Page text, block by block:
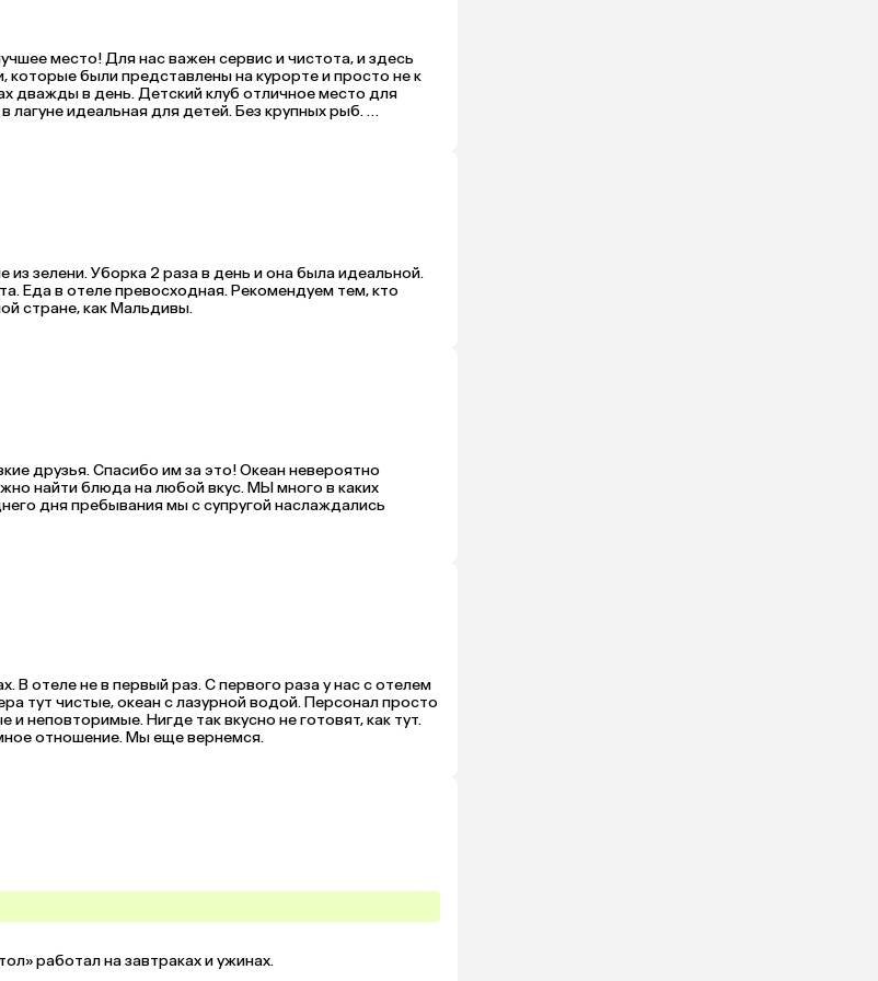
место! Для нас важен сервис и чистота, и здесь
были представлены на курорте и просто не к
дважды в день. Детский клуб отличное место для
идеальная для детей. Без крупных рыб.
зелени. Уборка 2 раза в день и она была идеальной.
Еда в отеле превосходная. Рекомендуем тем, кто
стране, как Мальдивы.
друзья. Спасибо им за это! Океан невероятно
найти блюда на любой вкус. МЫ много в каких
дня пребывания мы с супругой наслаждались
отеле не в первый раз. С первого раза у нас с отелем
тут чистые, океан с лазурной водой. Персонал просто
неповторимые. Нигде так вкусно не готовят, как тут.
отношение. Мы еще вернемся.
работал на завтраках и ужинах.